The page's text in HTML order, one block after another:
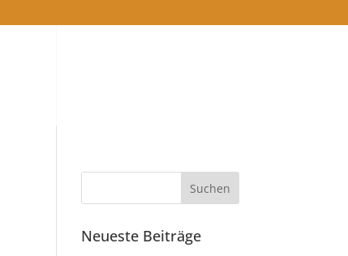
Neueste Beiträge